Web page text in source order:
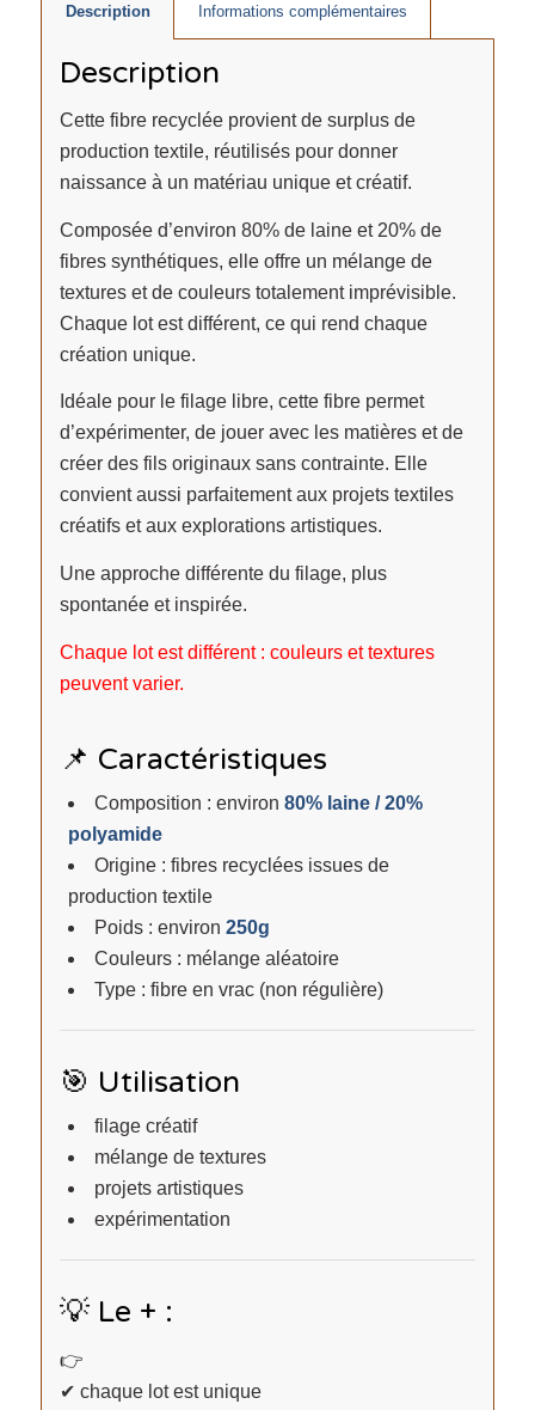
Description Informations complémentaires
Description
Cette fibre recyclée provient de surplus de
production textile, réutilisés pour donner
naissance à un matériau unique et créatif.
Composée d’environ 80% de laine et 20% de
fibres synthétiques, elle offre un mélange de
textures et de couleurs totalement imprévisible.
Chaque lot est différent, ce qui rend chaque
création unique.
Idéale pour le filage libre, cette fibre permet
d’expérimenter, de jouer avec les matières et de
créer des fils originaux sans contrainte. Elle
convient aussi parfaitement aux projets textiles
créatifs et aux explorations artistiques.
Une approche différente du filage, plus
spontanée et inspirée.
Chaque lot est différent : couleurs et textures
peuvent varier.
📌 Caractéristiques
Composition : environ 80% laine / 20%
polyamide
Origine : fibres recyclées issues de
production textile
Poids : environ 250g
Couleurs : mélange aléatoire
Type : fibre en vrac (non régulière)
🎯 Utilisation
filage créatif
mélange de textures
projets artistiques
expérimentation
💡 Le + :
👉
✔ chaque lot est unique